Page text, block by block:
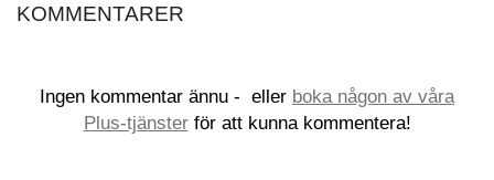
KOMMENTARER
Ingen kommentar ännu - eller boka någon av våra
Plus-tjänsterför att kunna kommentera!